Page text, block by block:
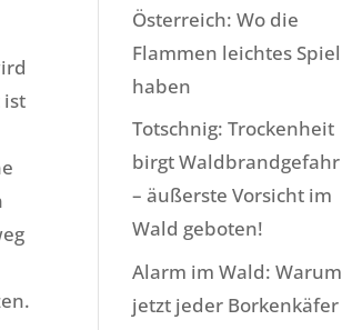
ist
Österreich: Wo die
Flammen leichtes Spiel
haben
Totschnig: Trockenheit
birgt Waldbrandgefahr
– äußerste Vorsicht im
Wald geboten!
Alarm im Wald: Warum
jetzt jeder Borkenkäfer